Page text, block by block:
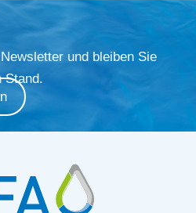
und bleiben Sie
Stand.